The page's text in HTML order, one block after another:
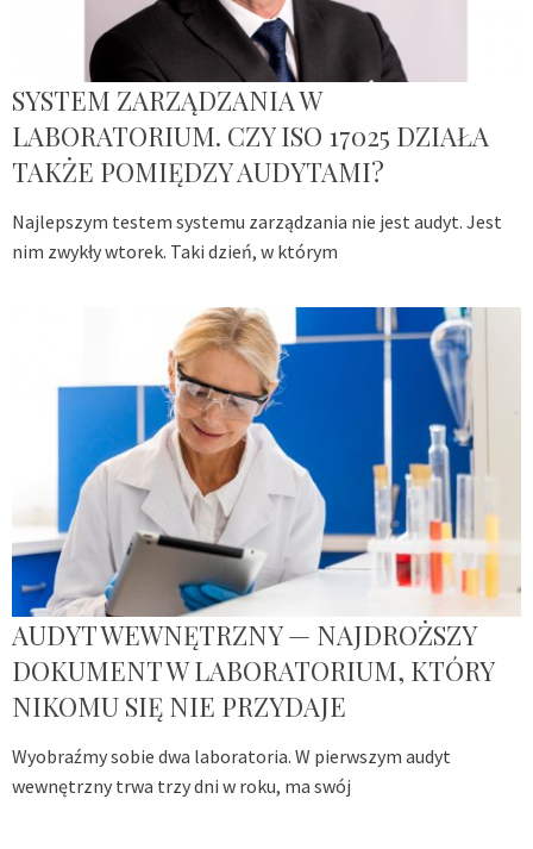
SYSTEM ZARZĄDZANIA W
LABORATORIUM. CZY ISO 17025 DZIAŁA
TAKŻE POMIĘDZY AUDYTAMI?
Najlepszym testem systemu zarządzania nie jest audyt. Jest
nim zwykły wtorek. Taki dzień, w którym
AUDYT WEWNĘTRZNY — NAJDROŻSZY
DOKUMENT W LABORATORIUM, KTÓRY
NIKOMU SIĘ NIE PRZYDAJE
Wyobraźmy sobie dwa laboratoria. W pierwszym audyt
wewnętrzny trwa trzy dni w roku, ma swój